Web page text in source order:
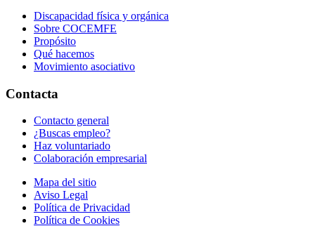
Discapacidad física y orgánica
Sobre COCEMFE
Propósito
Qué hacemos
Movimiento asociativo
Contacta
Contacto general
¿Buscas empleo?
Haz voluntariado
Colaboración empresarial
Mapa del sitio
Aviso Legal
Política de Privacidad
Política de Cookies